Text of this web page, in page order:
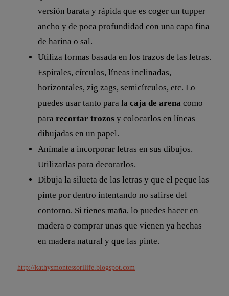
versión barata y rápida que es coger un tupper
ancho y de poca profundidad con una capa fina
de harina o sal.
Utiliza formas basada en los trazos de las letras.
Espirales, círculos, líneas inclinadas,
horizontales, zig zags, semicírculos, etc. Lo
puedes usar tanto para lacaja de arena como
pararecortar trozos y colocarlos en líneas
dibujadas en un papel.
Anímale a incorporar letras en sus dibujos.
Utilizarlas para decorarlos.
Dibuja la silueta de las letras y que el peque las
pinte por dentro intentando no salirse del
contorno. Si tienes maña, lo puedes hacer en
madera o comprar unas que vienen ya hechas
en madera natural y que las pinte.
http://kathysmontessorilife.blogspot.com